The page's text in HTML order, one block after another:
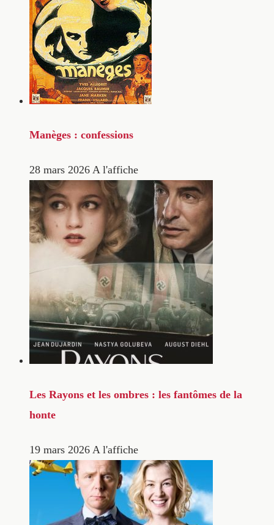
Manèges : confessions
28 mars 2026 A l'affiche
Les Rayons et les ombres : les fantômes de la
honte
19 mars 2026 A l'affiche